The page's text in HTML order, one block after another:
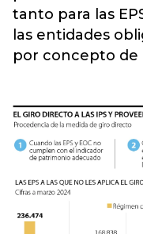
tanto para las
las entidades
por concepto de